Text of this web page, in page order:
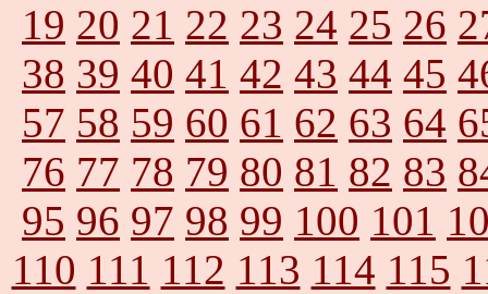
19 20 21 22 23 24 25 26
38 39 40 41 42 43 44 45
57 58 59 60 61 62 63 64
76 77 78 79 80 81 82 83
95 96 97 98 99 100 101
110 111 112 113 114 115